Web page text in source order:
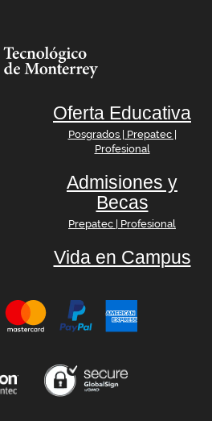
Oferta Educativa
Posgrados | Prepatec |
Profesional
Admisiones y
Becas
Prepatec | Profesional
Vida en Campus